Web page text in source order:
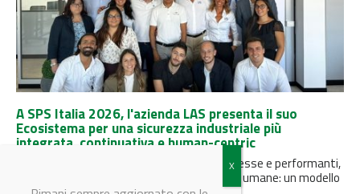
A SPS Italia 2026, l'azienda LAS presenta il suo
Ecosistema per una sicurezza industriale più
integrata, continuativa e human-centric
Fabbriche sempre più automatizzate, connesse e performanti,
ma progettate per restare profondamente umane: un modello